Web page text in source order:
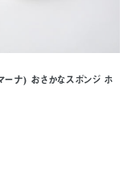
ナ) おさかなスポンジ ホ